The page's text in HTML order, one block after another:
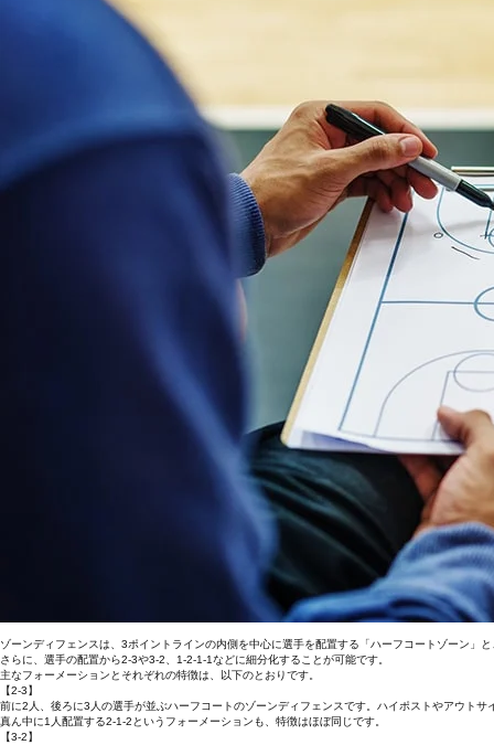
ゾーンディフェンスは、3ポイントラインの内側を中心に選手を配置する「ハーフコートゾーン
さらに、選手の配置から2-3や3-2、1-2-1-1などに細分化することが可能です。
主なフォーメーションとそれぞれの特徴は、以下のとおりです。
【2-3】
前に2人、後ろに3人の選手が並ぶハーフコートのゾーンディフェンスです。ハイポストやアウト
真ん中に1人配置する2-1-2というフォーメーションも、特徴はほぼ同じです。
【3-2】